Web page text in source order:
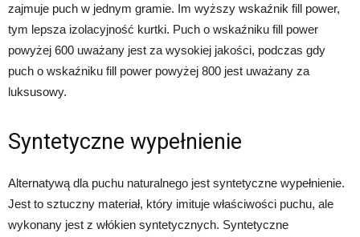
zajmuje puch w jednym gramie. Im wyższy wskaźnik fill power,
tym lepsza izolacyjność kurtki. Puch o wskaźniku fill power
powyżej 600 uważany jest za wysokiej jakości, podczas gdy
puch o wskaźniku fill power powyżej 800 jest uważany za
luksusowy.
Syntetyczne wypełnienie
Alternatywą dla puchu naturalnego jest syntetyczne wypełnienie.
Jest to sztuczny materiał, który imituje właściwości puchu, ale
wykonany jest z włókien syntetycznych. Syntetyczne